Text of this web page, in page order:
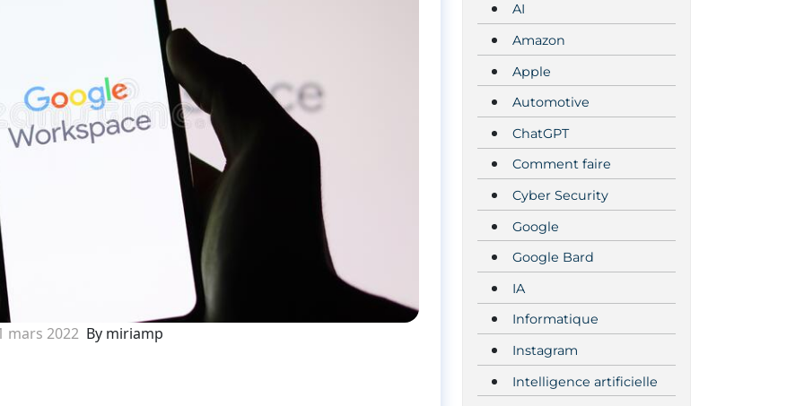
mars 2022 By miriamp
AI
Amazon
Apple
Automotive
ChatGPT
Comment faire
Cyber Security
Google
Google Bard
IA
Informatique
Instagram
Intelligence artificielle